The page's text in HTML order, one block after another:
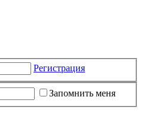
Регистрация
Запомнить меня